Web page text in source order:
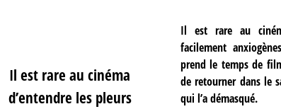
Il est rare au cinéma
d’entendre les pleurs
Il est rare au
facilement
prend le temps de
de retourner dans le
qui l’a démasqué.